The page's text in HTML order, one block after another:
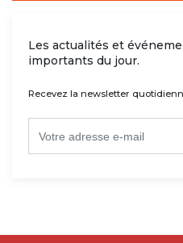
Les actualités et
importants du jour.
Recevez la newsletter